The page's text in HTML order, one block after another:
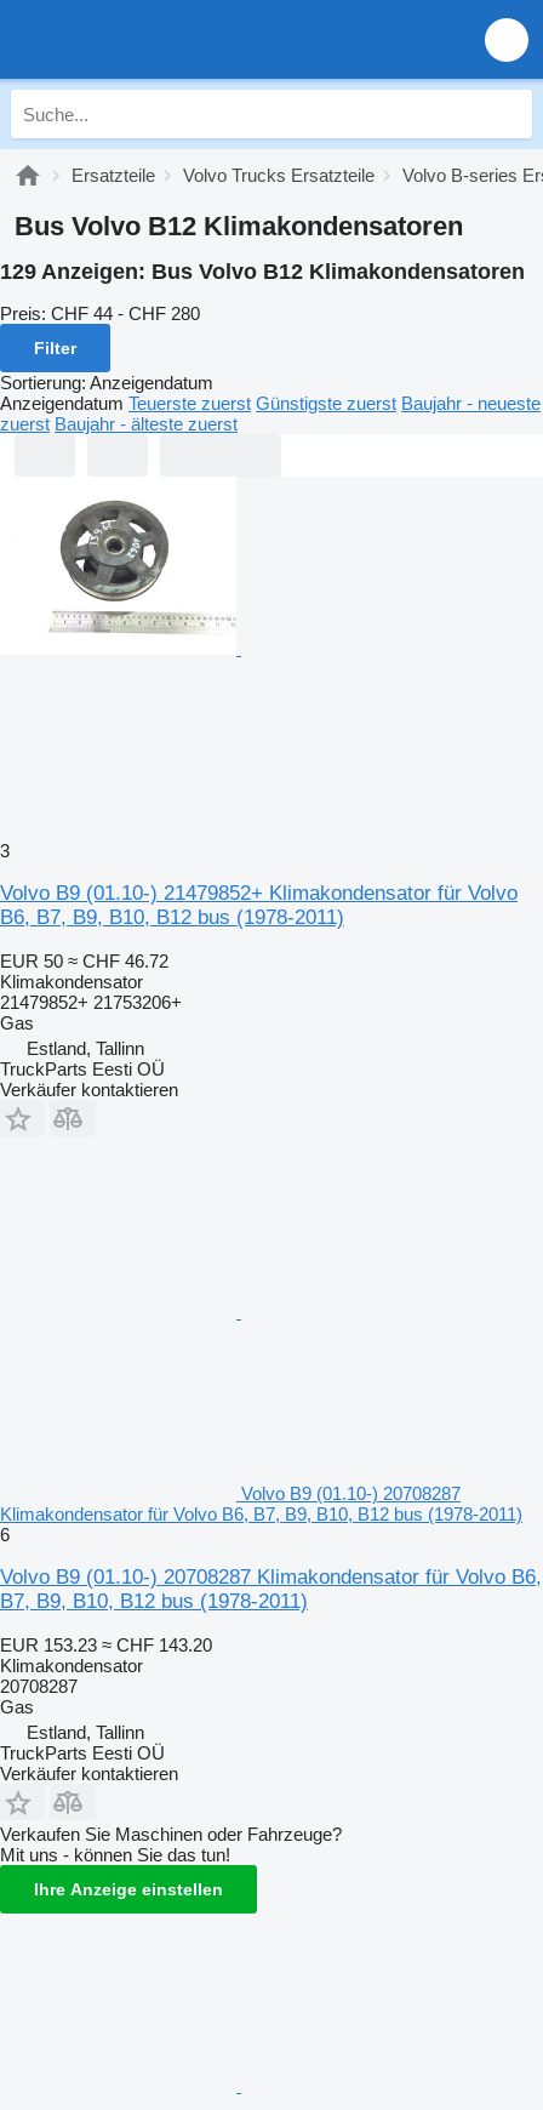
Ersatzteile Volvo Trucks Ersatzteile Volvo B-series
Bus Volvo B12 Klimakondensatoren
129 Anzeigen: Bus Volvo B12 Klimakondensatoren
Preis: CHF 44 - CHF 280
Filter
Sortierung: Anzeigendatum
Anzeigendatum Teuerste zuerst Günstigste zuerst Baujahr - neueste
zuerst Baujahr - älteste zuerst
3
Volvo B9 (01.10-) 21479852+ Klimakondensator für Volvo
B6, B7, B9, B10, B12 bus (1978-2011)
EUR 50 ≈ CHF 46.72
Klimakondensator
21479852+ 21753206+
Gas
Estland, Tallinn
TruckParts Eesti OÜ
Verkäufer kontaktieren
Volvo B9 (01.10-) 20708287
Klimakondensator für Volvo B6, B7, B9, B10, B12 bus (1978-2011)
6
Volvo B9 (01.10-) 20708287 Klimakondensator für Volvo B6,
B7, B9, B10, B12 bus (1978-2011)
EUR 153.23 ≈ CHF 143.20
Klimakondensator
20708287
Gas
Estland, Tallinn
TruckParts Eesti OÜ
Verkäufer kontaktieren
Verkaufen Sie Maschinen oder Fahrzeuge?
Mit uns - können Sie das tun!
Ihre Anzeige einstellen